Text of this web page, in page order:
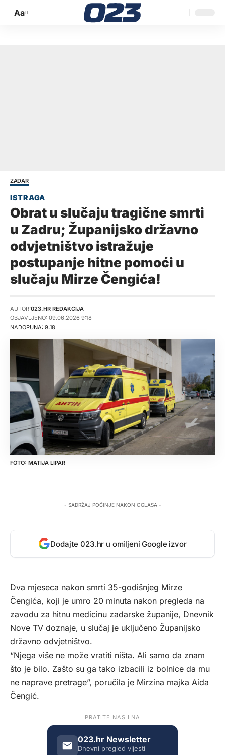
Promijeni
Aa
ZADAR
Obrat u slučaju tragične smrti
u Zadru; Županijsko državno
odvjetništvo istražuje
postupanje hitne pomoći u
slučaju Mirze Čengića!
NADOPUNA: 9:18
AUTOR:023.HR REDAKCIJA
OBJAVLJENO: 09.06.2026 9:18
MATIJA LIPAR
- SADRŽAJ POČINJE NAKON OGLASA -
Dodajte 023.hr u omiljeni Google izvor
Dva mjeseca nakon smrti 35-godišnjeg Mirze
Čengića, koji je umro 20 minuta nakon pregleda na
zavodu za hitnu medicinu zadarske županije, Dnevnik
Nove TV doznaje, u slučaj je uključeno Županijsko
državno odvjetništvo.
“Njega više ne može vratiti ništa. Ali samo da znam
što je bilo. Zašto su ga tako izbacili iz bolnice da mu
ne naprave pretrage”, poručila je Mirzina majka Aida
Čengić.
PRATITE NAS I NA
023.hr Newsletter
Dnevni pregled vijesti